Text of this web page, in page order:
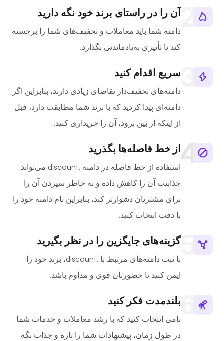
آن را در راستای برند خود نگه دارید
دامنه شما باید معاملات و تخفیف‌های شما را برجسته
کند تا تأثیری به‌یادماندنی بگذارد.
سریع اقدام کنید
دامنه‌های تخفیف‌دار تقاضای زیادی دارند، بنابراین اگر
دامنه‌ای پیدا کردید که با برند شما مطابقت دارد، قبل
از اینکه از بین برود، آن را خریداری کنید.
از خط فاصله‌ها بگذرید
استفاده از خط فاصله در دامنه .discount می‌تواند
جذابیت آن را کاهش داده و به خاطر سپردن آن را
برای مشتریان دشوارتر کند، بنابراین نام دامنه خود را
با دقت انتخاب کنید.
گزینه‌های جایگزین را در نظر بگیرید
با ثبت دامنه‌های مرتبط با .discount، برند خود را
ایمن کنید تا حضورتان قوی و مداوم باشد.
بلندمدت فکر کنید
نامی انتخاب کنید که با رشد معاملات و خدمات شما
در طول زمان، پیشنهادات شما را تازه و جذاب نگه